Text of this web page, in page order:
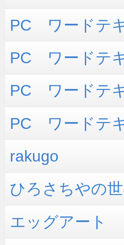
PC ワードテ
PC ワードテ
PC ワードテ
PC ワードテ
rakugo
ひろさちやの
エッグアート